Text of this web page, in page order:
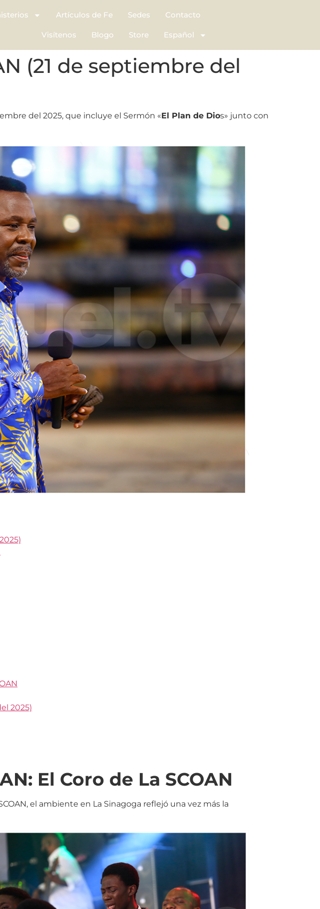
Artículos de Fe Sedes Contacto
Visítenos Blogo Store Español
(21 de septiembre del
del 2025, que incluye el Sermón «El Plan de Dios» junto con
2025)
El Coro de La SCOAN
el ambiente en La Sinagoga reflejó una vez más la